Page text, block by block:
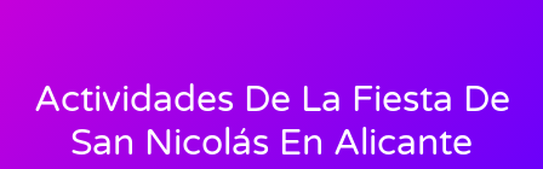
Actividades De La Fiesta De
San Nicolás En Alicante